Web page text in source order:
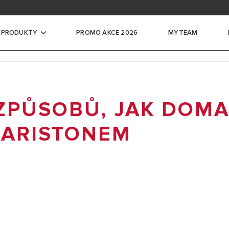
ZÁSOBNÍKOVÉ OHŘÍVAČE VODY
PROMO AKCE 2026 MYTEAM
JAK DOMA